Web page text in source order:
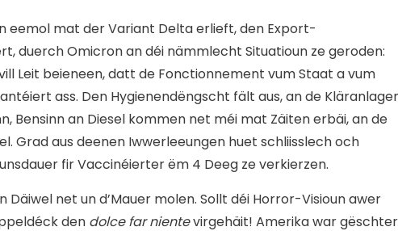
eemol mat der Variant Delta erlieft, den Export-
duerch Omicron an déi nämmlecht Situatioun ze geroden:
Leit beieneen, datt de Fonctionnement vum Staat a vum
ass. Den Hygienendëngscht fält aus, an de
Bensinn an Diesel kommen net méi mat Zäiten erbäi, an de
Grad aus deenen Iwwerleeungen huet schliisslech och
fir Vaccinéierter ëm 4 Deeg ze verkierzen.
Däiwel net un d’Mauer molen. Sollt déi Horror-Visioun awer
den dolce far nientevirgehäit! Amerika war gëschter